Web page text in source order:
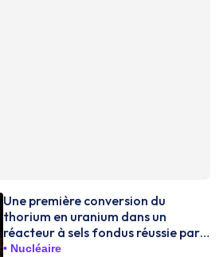
Une première conversion du
thorium en uranium dans un
réacteur à sels fondus réussie par
la Chine
Nucléaire